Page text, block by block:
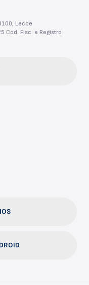
Lecce
Cod. Fisc. e Registro